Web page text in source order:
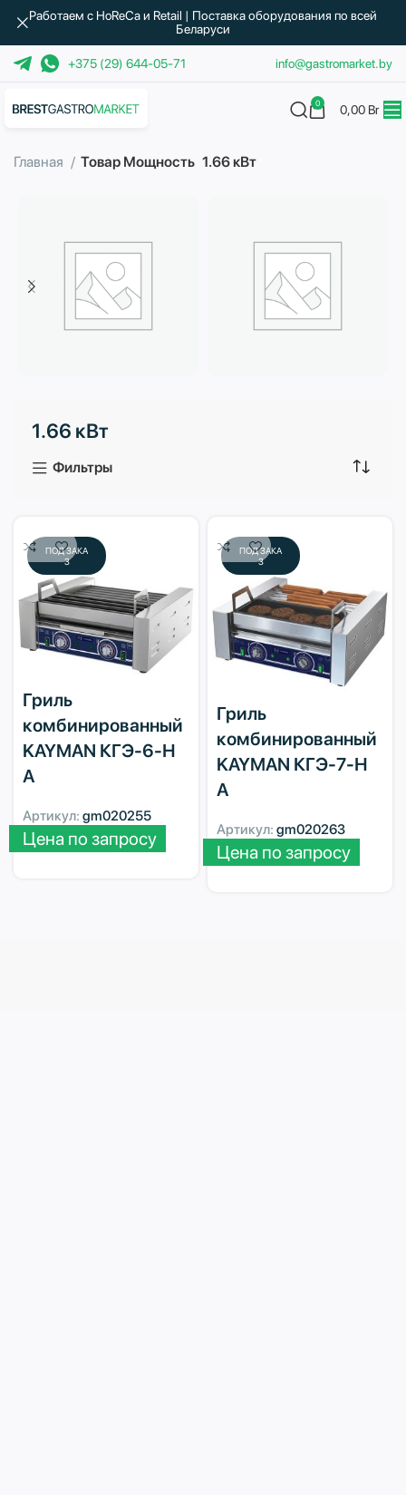
+375 (29) 644-05-71 info@gastromarket.by
0 0,00 Br
Главная Товар Мощность 1.66 кВт
3 продукта
1.66 кВт
Фильтры
ПОД ЗАКА
З
Гриль
комбинированный
KAYMAN КГЭ-6-Н
А
Артикул: gm020255
Цена по запросу
ПОД ЗАКА
З
Гриль
комбинированный
KAYMAN КГЭ-7-Н
А
Артикул: gm020263
Цена по запросу
Работаем с HoReCa и Retail | Поставка оборудования по всей
Беларуси